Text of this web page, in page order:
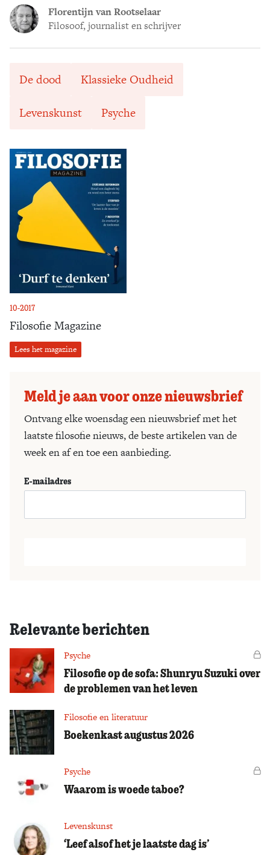
10-2017
Filosofie Magazine
Lees het magazine
Florentijn van Rootselaar
Filosoof, journalist en schrijver
De dood Klassieke Oudheid
Levenskunst Psyche
Meld je aan voor onze nieuwsbrief
Ontvang elke woensdag een nieuwsbrief met het
laatste filosofie nieuws, de beste artikelen van de
week en af en toe een aanbieding.
E-mailadres
Relevante berichten
Psyche
Filosofie op de sofa: Shunryu Suzuki over
de problemen van het leven
Filosofie en literatuur
Boekenkast augustus 2026
Psyche
Waarom is woede taboe?
Levenskunst
‘Leef alsof het je laatste dag is’